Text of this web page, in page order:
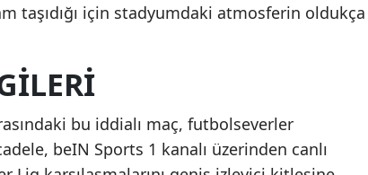
taşıdığı için stadyumdaki atmosferin oldukça
bu iddialı maç, futbolseverler
beIN Sports 1 kanalı üzerinden canlı